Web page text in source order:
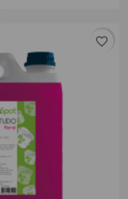
favorite_border